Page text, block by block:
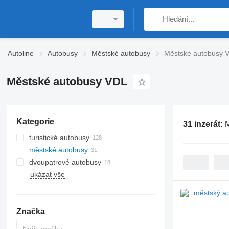
Autoline Autobusy Městské autobusy Městské autobusy
Městské autobusy VDL
Kategorie
turistické autobusy
městské autobusy
dvoupatrové autobusy
ukázat vše
Značka
31 inzerát: